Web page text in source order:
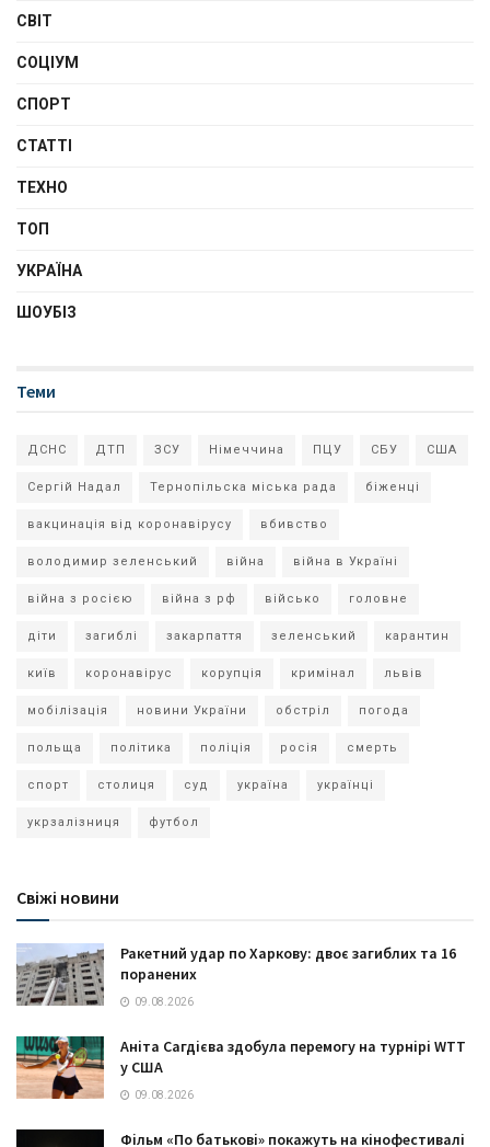
СВІТ
СОЦІУМ
СПОРТ
СТАТТІ
ТЕХНО
ТОП
УКРАЇНА
ШОУБІЗ
Теми
ДСНС ДТП ЗСУ Німеччина ПЦУ СБУ США
Сергій Надал Тернопільска міська рада біженці
вакцинація від коронавірусу вбивство
володимир зеленський війна війна в Україні
війна з росією війна з рф військо головне
діти загиблі закарпаття зеленський карантин
київ коронавірус корупція кримінал львів
мобілізація новини України обстріл погода
польща політика поліція росія смерть
спорт столиця суд україна українці
укрзалізниця футбол
Свіжі новини
Ракетний удар по Харкову: двоє загиблих та 16
поранених
09.08.2026
Аніта Сагдієва здобула перемогу на турнірі WTT
у США
09.08.2026
Фільм «По батькові» покажуть на кінофестивалі